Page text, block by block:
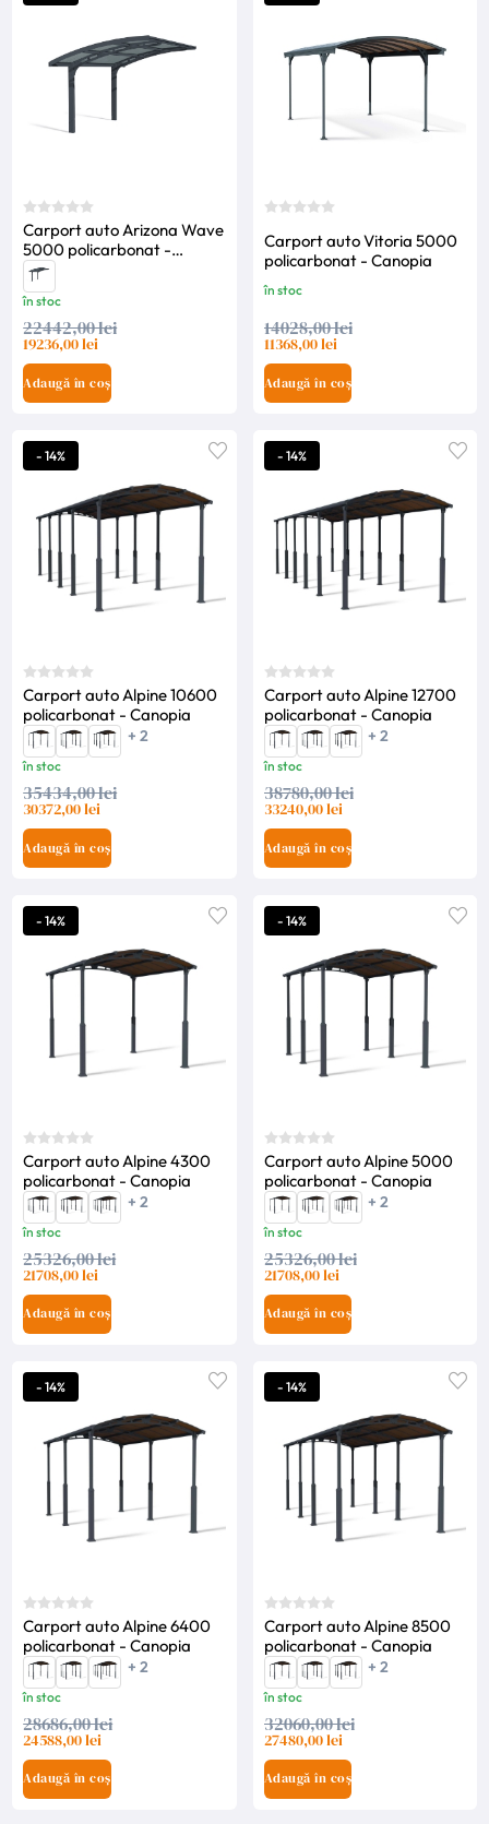
Carport auto Arizona Wave
5000 policarbonat -
Canopia
în stoc
22442,00 lei
19236,00 lei
Adaugă în coș
Carport auto Vitoria 5000
policarbonat - Canopia
în stoc
14028,00 lei
11368,00 lei
Adaugă în coș
- 14%
Carport auto Alpine 10600
policarbonat - Canopia
+ 2
în stoc
35434,00 lei
30372,00 lei
Adaugă în coș
- 14%
Carport auto Alpine 12700
policarbonat - Canopia
+ 2
în stoc
38780,00 lei
33240,00 lei
Adaugă în coș
- 14%
Carport auto Alpine 4300
policarbonat - Canopia
+ 2
în stoc
25326,00 lei
21708,00 lei
Adaugă în coș
- 14%
Carport auto Alpine 5000
policarbonat - Canopia
+ 2
în stoc
25326,00 lei
21708,00 lei
Adaugă în coș
- 14%
Carport auto Alpine 6400
policarbonat - Canopia
+ 2
în stoc
28686,00 lei
24588,00 lei
Adaugă în coș
- 14%
Carport auto Alpine 8500
policarbonat - Canopia
+ 2
în stoc
32060,00 lei
27480,00 lei
Adaugă în coș